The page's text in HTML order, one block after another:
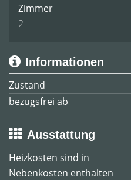
Zimmer
2
Informationen
Zustand
bezugsfrei ab
Ausstattung
Heizkosten sind in
Nebenkosten enthalten